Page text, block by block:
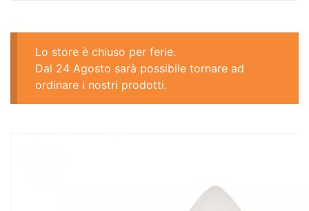
Lo store è chiuso per ferie.
Dal 24 Agosto sarà possibile tornare ad
ordinare i nostri prodotti.